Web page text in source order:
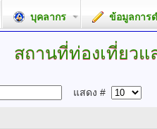
บุคลากร ข้อมูลการ
สถานที่ท่องเที่ยวแ
แสดง #